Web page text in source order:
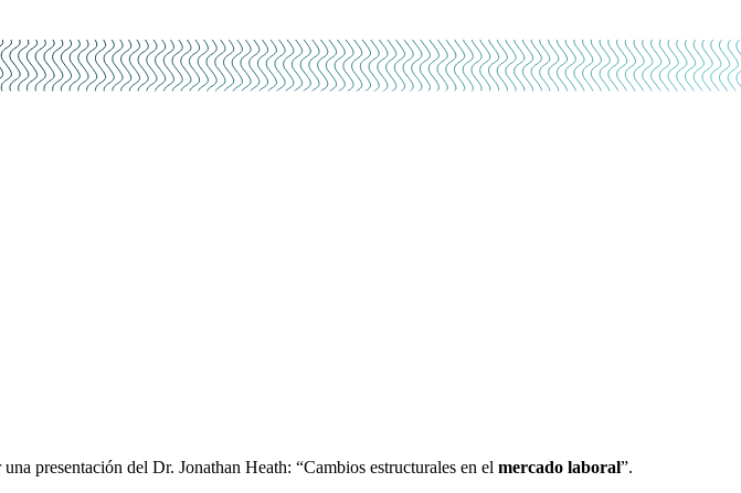
presentación del Dr. Jonathan Heath: “Cambios estructurales en el mercado laboral”.